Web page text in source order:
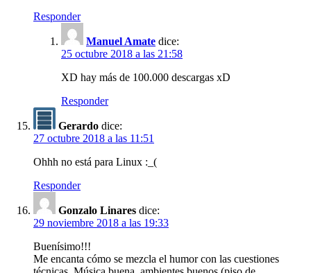
Responder
Manuel Amate dice:
25 octubre 2018 a las 21:58
XD hay más de 100.000 descargas xD
Responder
Gerardo dice:
27 octubre 2018 a las 11:51
Ohhh no está para Linux :_(
Responder
Gonzalo Linares dice:
29 noviembre 2018 a las 19:33
Buenísimo!!!
Me encanta cómo se mezcla el humor con las cuestiones